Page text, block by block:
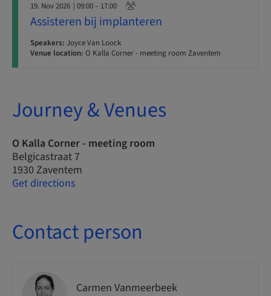
19. Nov 2026 | 09:00 – 17:00
Assisteren bij implanteren
Speakers: Joyce Van Loock
Venue location: O Kalla Corner - meeting room Zaventem
Journey & Venues
O Kalla Corner - meeting room
Belgicastraat 7
1930 Zaventem
Get directions
Contact person
Carmen Vanmeerbeek